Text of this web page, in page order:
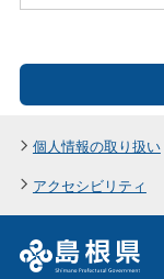
個人情報の取り扱い
アクセシビリティ